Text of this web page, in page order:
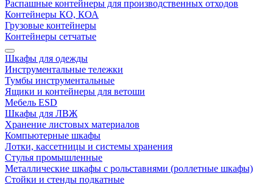
Распашные контейнеры для производственных отходов
Контейнеры КО, КОА
Грузовые контейнеры
Контейнеры сетчатые
Шкафы для одежды
Инструментальные тележки
Тумбы инструментальные
Ящики и контейнеры для ветоши
Мебель ESD
Шкафы для ЛВЖ
Хранение листовых материалов
Компьютерные шкафы
Лотки, кассетницы и системы хранения
Стулья промышленные
Металлические шкафы с рольставнями (роллетные шкафы)
Стойки и стенды подкатные